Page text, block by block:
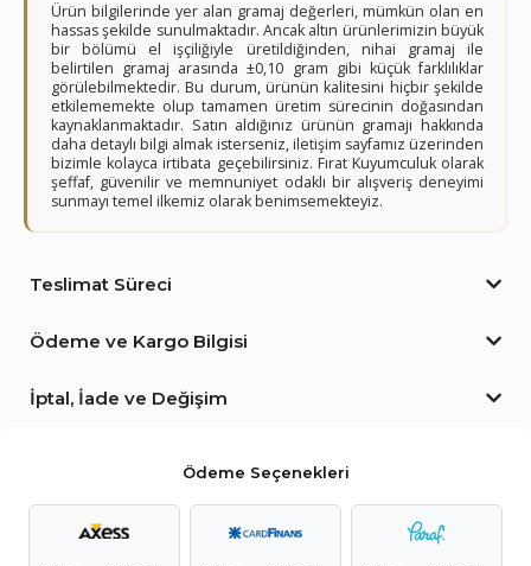
Ürün bilgilerinde yer alan gramaj değerleri, mümkün olan en
hassas şekilde sunulmaktadır. Ancak altın ürünlerimizin büyük
bir bölümü el işçiliğiyle üretildiğinden, nihai gramaj ile
belirtilen gramaj arasında ±0,10 gram gibi küçük farklılıklar
görülebilmektedir. Bu durum, ürünün kalitesini hiçbir şekilde
etkilememekte olup tamamen üretim sürecinin doğasından
kaynaklanmaktadır. Satın aldığınız ürünün gramajı hakkında
daha detaylı bilgi almak isterseniz, iletişim sayfamız üzerinden
bizimle kolayca irtibata geçebilirsiniz. Fırat Kuyumculuk olarak
şeffaf, güvenilir ve memnuniyet odaklı bir alışveriş deneyimi
sunmayı temel ilkemiz olarak benimsemekteyiz.
Teslimat Süreci
Ödeme ve Kargo Bilgisi
İptal, İade ve Değişim
Ödeme Seçenekleri